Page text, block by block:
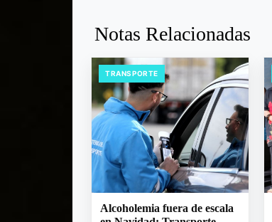
Notas Relacionadas
TRANSPORTE
Alcoholemia fuera de escala